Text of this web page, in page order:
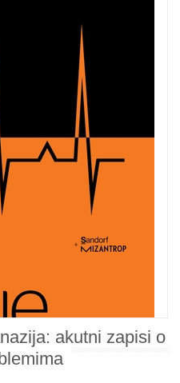
akutni zapisi o